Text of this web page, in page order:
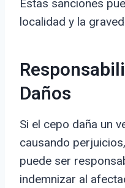
Estas sanciones
localidad y la
Daños
Si el cepo daña un
causando
puede ser
indemnizar al